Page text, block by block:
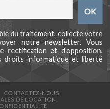
du traitement, collecte votre
notre newsletter. Vous
rectification et d’opposition.
droits informatique et liberté
CONTACTEZ-NOUS
DE LOCATION